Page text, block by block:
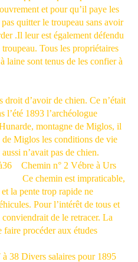
et pour qu’il paye les
quitter le troupeau sans avoir
.Il leur est également défendu
Tous les propriétaires
laine sont tenus de les confier à
droit d’avoir de chien. Ce n’était
l’été 1893 l’archéologue
montagne de Miglos, il
Miglos les conditions de vie
n’avait pas de chien.
Chemin n° 2 Vébre à Urs
Ce chemin est impraticable,
la pente trop rapide ne
Pour l’intérêt de tous et
de le retracer. La
faire procéder aux études
à 38 Divers salaires pour 1895